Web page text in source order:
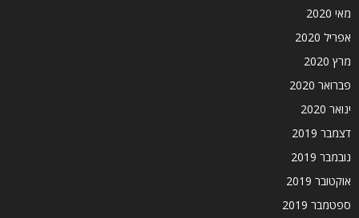
מאי 2020
אפריל 2020
מרץ 2020
פברואר 2020
ינואר 2020
דצמבר 2019
נובמבר 2019
אוקטובר 2019
ספטמבר 2019